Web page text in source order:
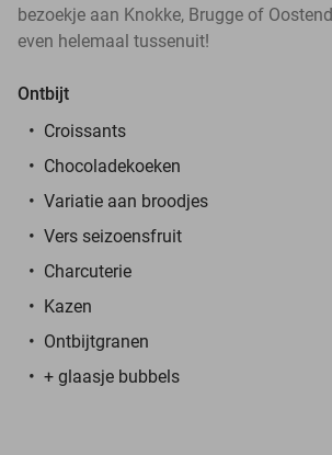
bezoekje aan Knokke, Brugge of
even helemaal tussenuit!
Ontbijt
Croissants
Chocoladekoeken
Variatie aan broodjes
Vers seizoensfruit
Charcuterie
Kazen
Ontbijtgranen
+ glaasje bubbels